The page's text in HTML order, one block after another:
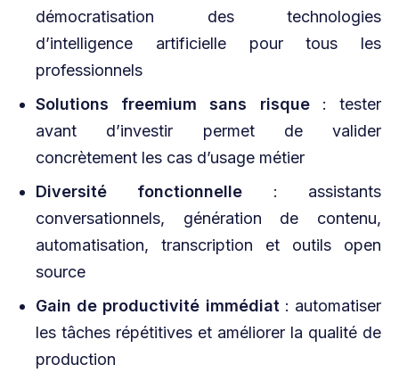
démocratisation des technologies
d’intelligence artificielle pour tous les
professionnels
Solutions freemium sans risque: tester
avant d’investir permet de valider
concrètement les cas d’usage métier
Diversité fonctionnelle : assistants
conversationnels, génération de contenu,
automatisation, transcription et outils open
source
Gain de productivité immédiat : automatiser
les tâches répétitives et améliorer la qualité de
production